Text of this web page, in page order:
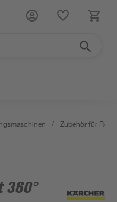
/ Zubehör für
360°